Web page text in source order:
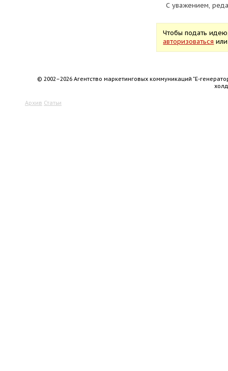
С уважением,
Чтобы подать
авторизоваться
© 2002–2026 Агентство маркетинговых коммуникаций "Е-
Архив Статьи